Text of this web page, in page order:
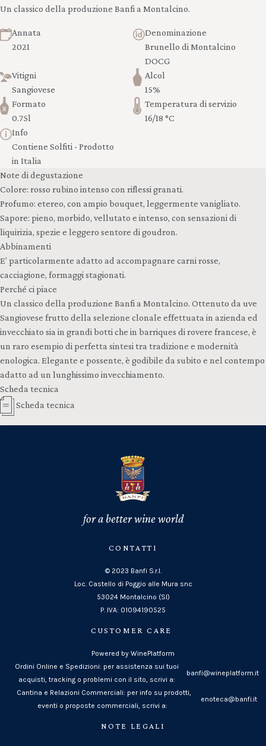
Un classico della produzione Banfi a Montalcino.
Annata
2021
Denominazione
Brunello di Montalcino
DOCG
Vitigni
Sangiovese
Alcol
15%
Formato
0.75l
Temperatura di servizio
16/18 °C
Info
Contiene Solfiti - Prodotto
in Italia
Note di degustazione
Colore: rosso rubino intenso con riflessi granati.
Profumo: etereo, con ampio bouquet, leggermente vanigliato.
Sapore: pieno, morbido, vellutato e intenso, con sensazioni di
liquirizia, spezie e leggero sentore di goudron.
Abbinamenti
E’ particolarmente adatto ad accompagnare carni rosse,
cacciagione, formaggi stagionati.
Perché ci piace
Un classico della produzione Banfi a Montalcino. Ottenuto da uve
Sangiovese frutto della selezione clonale effettuata in azienda ed
invecchiato sia in grandi botti che in barriques di rovere francese, è
un raro esempio di perfetta sintesi tra tradizione e modernità
enologica. Elegante e possente, è godibile da subito e nel contempo
adatto ad un lunghissimo invecchiamento.
Scheda tecnica
Scheda tecnica
for a better wine world
CONTATTI
© 2023 Banfi S.r.l.
Loc. Castello di Poggio alle Mura snc
53024 Montalcino (SI)
P. IVA: 01094190525
CUSTOMER CARE
Powered by WinePlatform
Ordini Online e Spedizioni: per assistenza sui tuoi
acquisti, tracking o problemi con il sito, scrivi a:
banfi@wineplatform.it
Cantina e Relazioni Commerciali: per info su prodotti,
eventi o proposte commerciali, scrivi a:
enoteca@banfi.it
NOTE LEGALI